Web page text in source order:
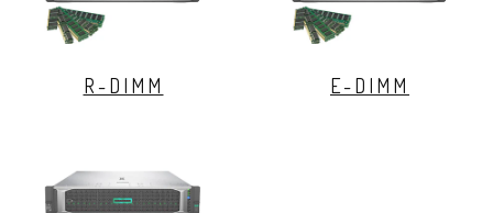
R-DIMM E-DIMM